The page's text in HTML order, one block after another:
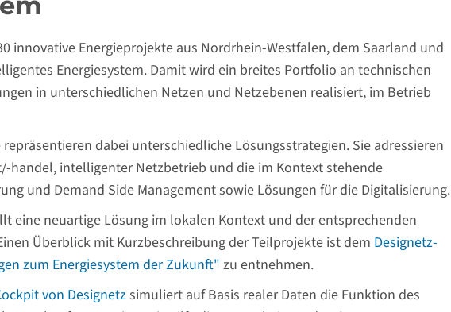
innovative Energieprojekte aus Nordrhein-Westfalen, dem Saarland und
Energiesystem. Damit wird ein breites Portfolio an technischen
in unterschiedlichen Netzen und Netzebenen realisiert, im Betrieb
dabei unterschiedliche Lösungsstrategien. Sie adressieren
handel, intelligenter Netzbetrieb und die im Kontext stehende
und Demand Side Management sowie Lösungen für die Digitalisierung.
eine neuartige Lösung im lokalen Kontext und der entsprechenden
Überblick mit Kurzbeschreibung der Teilprojekte ist dem Designetz-
zum Energiesystem der Zukunft" zu entnehmen.
von Designetzsimuliert auf Basis realer Daten die Funktion des